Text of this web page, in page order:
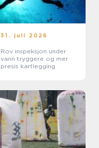
31. juli 2026
Rov inspeksjon under
vann tryggere og mer
presis kartlegging